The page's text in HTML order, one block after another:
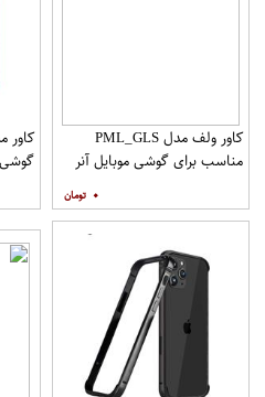
کاور ولف مدل PML_GLS
مناسب برای گوشی موبایل آنر
۰